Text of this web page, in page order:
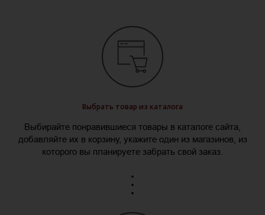
Выбрать товар из каталога
Выбирайте понравившиеся товары в каталоге сайта,
добавляйте их в корзину, укажите один из магазинов, из
которого вы планируете забрать свой заказ.